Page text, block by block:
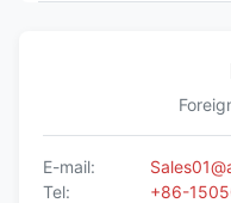
E-mail:
Tel:
+86-